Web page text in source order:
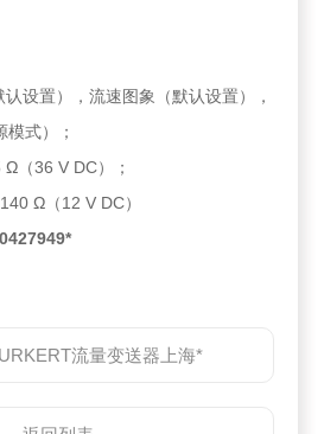
设置），流速图象（默认设置），
式）；
（36 V DC）；
Ω（12 V DC）
流量变送器上海*